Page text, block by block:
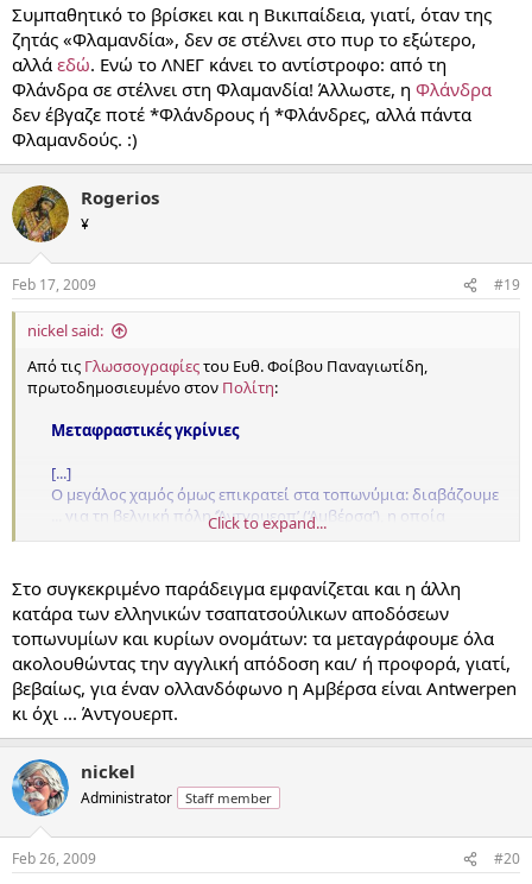
Συμπαθητικό το βρίσκει και η Βικιπαίδεια, γιατί, όταν της
ζητάς «Φλαμανδία», δεν σε στέλνει στο πυρ το εξώτερο,
αλλά εδώ. Ενώ το ΛΝΕΓ κάνει το αντίστροφο: από τη
Φλάνδρα σε στέλνει στη Φλαμανδία! Άλλωστε, η Φλάνδρα
δεν έβγαζε ποτέ *Φλάνδρους ή *Φλάνδρες, αλλά πάντα
Φλαμανδούς. :)
Rogerios
¥
Feb 17, 2009 #19
nickel said:
Από τις Γλωσσογραφίεςτου Ευθ. Φοίβου Παναγιωτίδη,
πρωτοδημοσιευμένο στον Πολίτη:
Μεταφραστικές γκρίνιες
[...]
Ο μεγάλος χαμός όμως επικρατεί στα τοπωνύμια: διαβάζουμε
... για τη βελγική πόλη ‘Άντγουερπ’ (‘Αμβέρσα’), η οποία
βρίσκεται στη Φλάνδρα κι όχι στη ‘Φλαμανδία’..[...]​
Click to expand...
Στο συγκεκριμένο παράδειγμα εμφανίζεται και η άλλη
κατάρα των ελληνικών τσαπατσούλικων αποδόσεων
τοπωνυμίων και κυρίων ονομάτων: τα μεταγράφουμε όλα
ακολουθώντας την αγγλική απόδοση και/ ή προφορά, γιατί,
βεβαίως, για έναν ολλανδόφωνο η Αμβέρσα είναι Antwerpen
κι όχι ... Άντγουερπ.
nickel
Administrator Staff member
Feb 26, 2009 #20